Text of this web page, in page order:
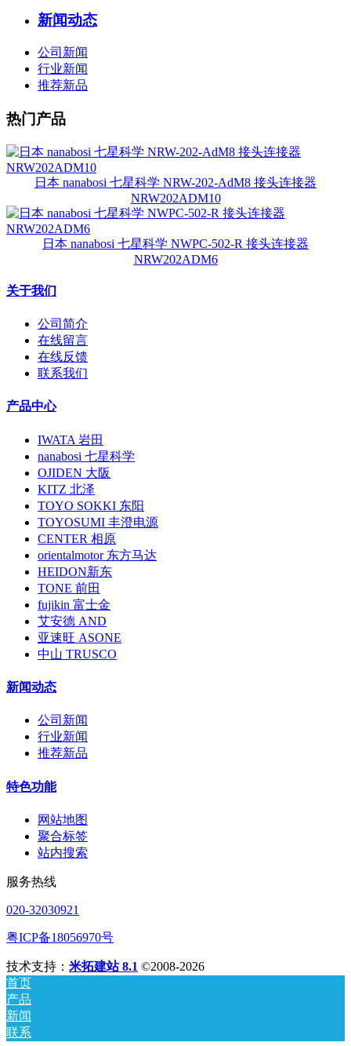
新闻动态
公司新闻
行业新闻
推荐新品
热门产品
日本 nanabosi 七星科学 NRW-202-AdM8 接头连接器
NRW202ADM10
日本 nanabosi 七星科学 NWPC-502-R 接头连接器
NRW202ADM6
关于我们
公司简介
在线留言
在线反馈
联系我们
产品中心
IWATA 岩田
nanabosi 七星科学
OJIDEN 大阪
KITZ 北泽
TOYO SOKKI 东阳
TOYOSUMI 丰澄电源
CENTER 相原
orientalmotor 东方马达
HEIDON新东
TONE 前田
fujikin 富士金
艾安德 AND
亚速旺 ASONE
中山 TRUSCO
新闻动态
公司新闻
行业新闻
推荐新品
特色功能
网站地图
聚合标签
站内搜索
服务热线
020-32030921
粤ICP备18056970号
技术支持： 米拓建站 8.1 ©2008-2026
首页
产品
新闻
联系